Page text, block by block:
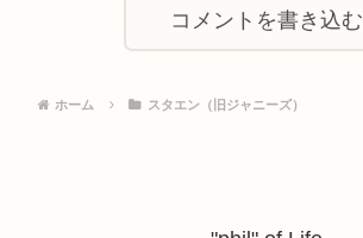
コメントを書き込む
ホーム スタエン（旧ジャニーズ）